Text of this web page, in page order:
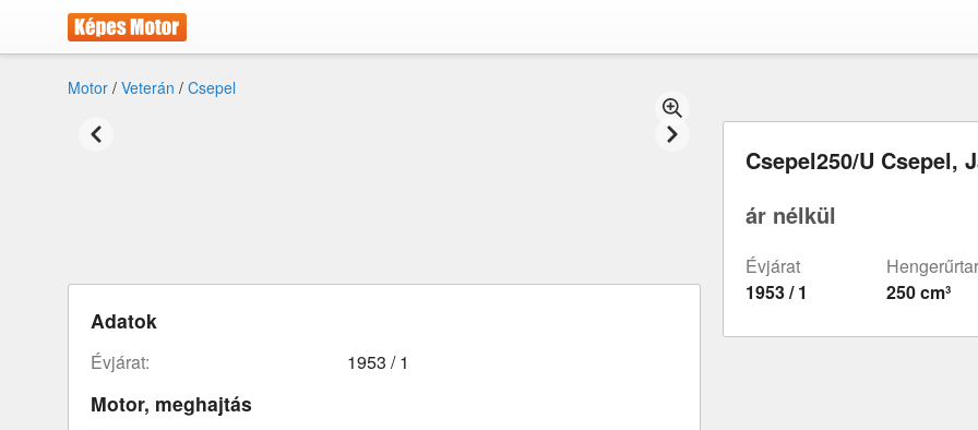
Motor / Veterán / Csepel
Csepel250/U Csepel,
ár nélkül
Évjárat
1953 / 1
250 cm³
Adatok
évjárat: 1953 / 1
Motor, meghajtás